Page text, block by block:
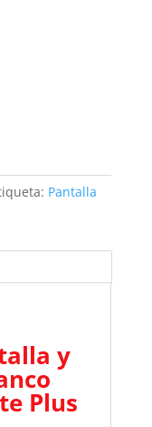
Pantalla
y
Plus